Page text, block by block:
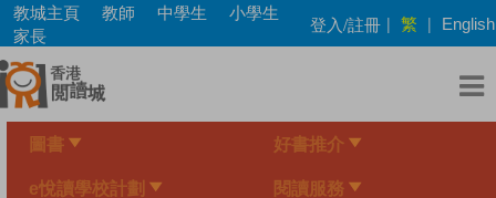
Skip
main
content
教城主頁 教師 中學生
小學生
家長
登入/註冊 | 繁 | English
圖書 好書推介
e悅讀學校計劃 閱讀服務